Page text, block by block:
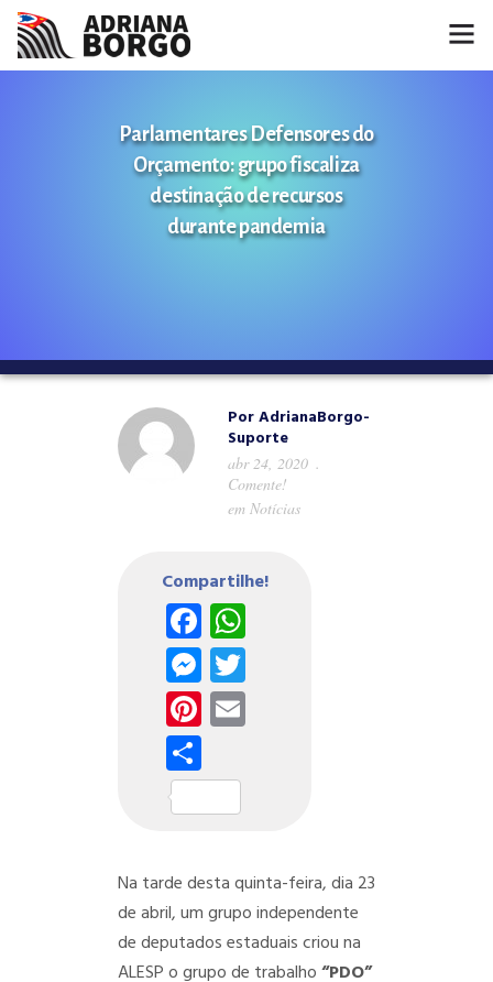
CONHEÇA A ADRIANA
Parlamentares Defensores do
Orçamento: grupo fiscaliza
destinação de recursos
durante pandemia
PorAdrianaBorgo-
Suporte
abr 24, 2020
Comente!
em Notícias
Compartilhe!
Facebook
WhatsApp
Messenger
Twitter
Pinterest
Email
Share
Na tarde desta quinta-feira, dia 23
de abril, um grupo independente
de deputados estaduais criou na
ALESP o grupo de trabalho“PDO”